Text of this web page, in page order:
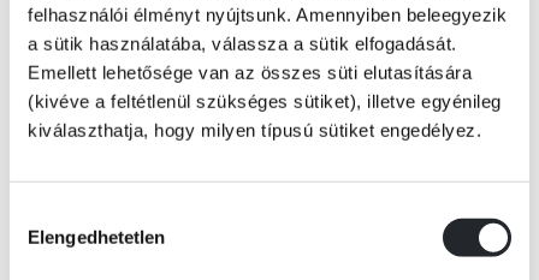
felhasználói élményt nyújtsunk. Amennyiben beleegyezik
a sütik használatába, válassza a sütik elfogadását.
Emellett lehetősége van az összes süti elutasítására
(kivéve a feltétlenül szükséges sütiket), illetve egyénileg
kiválaszthatja, hogy milyen típusú sütiket engedélyez.
kiválasztása
Elengedhetetlen